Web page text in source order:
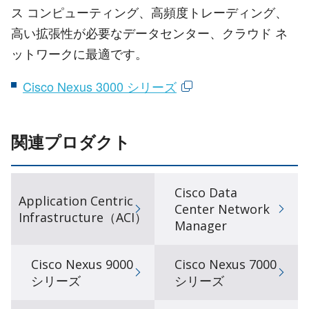
ス コンピューティング、高頻度トレーディング、
高い拡張性が必要なデータセンター、クラウド ネ
ットワークに最適です。
Cisco Nexus 3000 シリーズ
関連プロダクト
Application Centric
Infrastructure（ACI）
Cisco Data
Center Network
Manager
Cisco Nexus 9000
シリーズ
Cisco Nexus 7000
シリーズ